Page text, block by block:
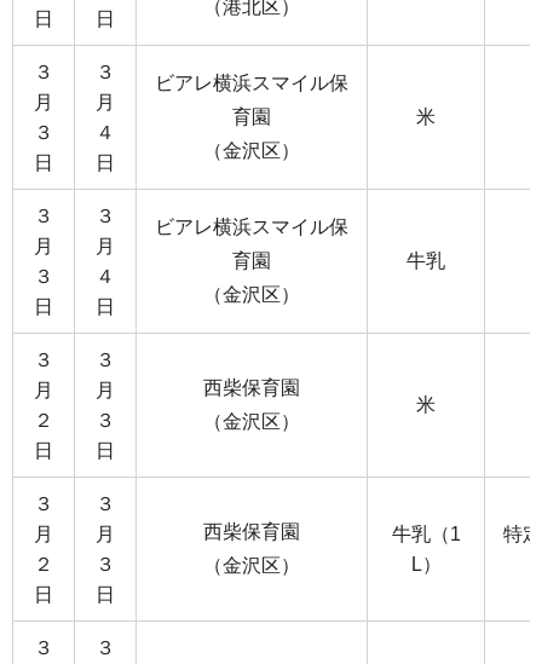
日 日
（港北区）
３
月
３
日
３
月
４
日
ビアレ横浜スマイル保
育園
（金沢区）
米
３
月
３
日
３
月
４
日
ビアレ横浜スマイル保
育園
（金沢区）
牛乳
３
月
２
日
３
月
３
日
西柴保育園
（金沢区）
米
３
月
２
日
３
月
３
日
西柴保育園
（金沢区）
牛乳（1
L）
特
３
３